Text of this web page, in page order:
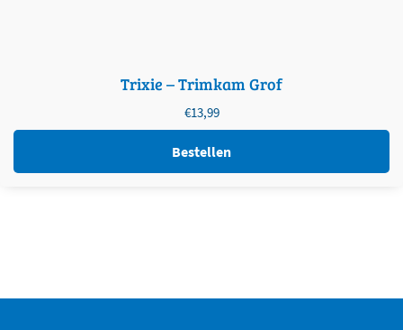
Trixie – Trimkam Grof
€13,99
Bestellen